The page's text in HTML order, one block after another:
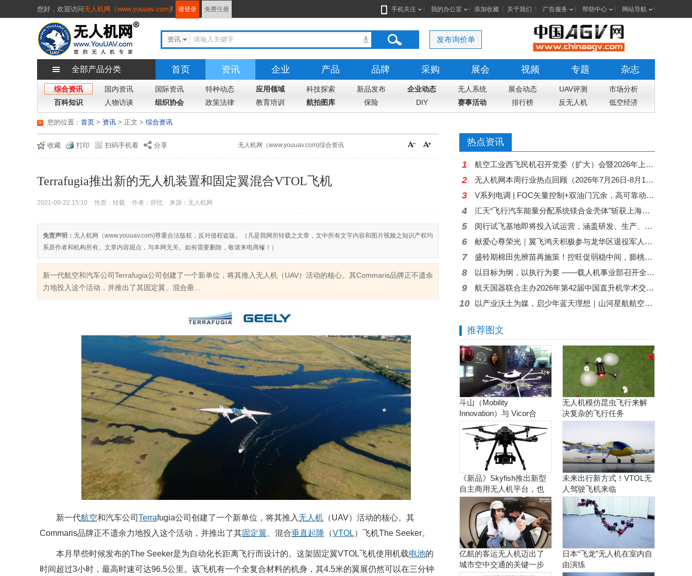
您好， 欢迎访问无人机网（www.youuav.com)! 请登录 免费注册 手机关注 我的办公室 添加收藏 关于我们 广告服务 帮助中心 网站导航
资讯 发布询价单
全部产品分类 首页 资讯 企业 产品 品牌 采购 展会 视频 专题 杂志
综合资讯 国内资讯 国际资讯 特种动态 应用领域 科技探索 新品发布 企业动态 无人系统 展会动态 UAV评测
市场分析
百科知识
人物访谈 组织协会 政策法律 教育培训 航拍图库 保险 DIY 赛事活动 排行榜 反无人机 低空经济
您的位置： 首页 > 资讯 > 综合资讯
> 正文
收藏 打印 扫码手机看 分享 无人机网（www.youuav.com)综合资讯
Terrafugia推出新的无人机装置和固定翼混合VTOL飞机
2021-09-22 15:10 性质：转载 作者：辞忧 来源：无人机网
免责声明： 无人机网（www.youuav.com)尊重合法版权，反对侵权盗版。（凡是我网所转载之文章，文中所有文字内容和图片视频之知识产权均
系原作者和机构所有。文章内容观点，与本网无关。如有需要删除，敬请来电商榷！）
新一代航空和汽车公司Terrafugia公司创建了一个新单位，将其推入无人机（UAV）活动的核心。其Commaris品牌正不遗余
力地投入这个活动，并推出了其固定翼、混合垂...
新一代航空和汽车公司 Terrafugia公司创建了一个新单位，将其推入无人机 （UAV）活动的核心。其
Commaris品牌正不遗余力地投入这个活动，并推出了其固定翼 、混合垂直起降 （VTOL）飞机The Seeker。
本月早些时候发布的The Seeker是为自动化长距离飞行而设计的。这架固定翼VTOL飞机使用机载电池的
时间超过3小时，最高时速可达96.5公里。该飞机有一个全复合材料的机身，其4.5米的翼展仍然可以在三分钟
热点资讯
1 航空工业西飞民机召开党委（扩大）会暨2026年上半年经营工作会
2 无人机网本周行业热点回顾（2026年7月26日-8月1日）
3 V系列电调 | FOC矢量控制+双油门冗余，高可靠动力中枢，赋能行业无人机稳定作业
4 汇天“飞行汽车能量分配系统镁合金壳体”斩获上海国际压铸展金奖铸件荣誉
5 闵行试飞基地即将投入试运营，涵盖研发、生产、测试等全链条丨低空应用
6 献爱心尊荣光｜翼飞鸿天积极参与龙华区退役军人关爱基金捐赠
7 盛铃期棉田先辨苗再施策！控旺促弱稳中间，膨桃防脱不跑偏
8 以目标为纲，以执行为要 ——载人机事业部召开全面贯彻公司半年度会议精神暨重点工作攻坚部署会
9 航天国器联合主办2026年第42届中国直升机学术交流会
10 以产业沃土为媒，启少年蓝天理想｜山河星航航空文化体验进行中
推荐图文
斗山（Mobility
Innovation）与 Vicor合
作。实现商用氢燃料电池
无人机
无人机模仿昆虫飞行来解
决复杂的飞行任务
《新品》Skyfish推出新型
自主商用无人机平台，也
可搭载Sony Alpha相机
未来出行新方式！VTOL无
人驾驶飞机来临
亿航的客运无人机迈出了
城市空中交通的关键一步
日本“飞龙”无人机在室内自
由演练